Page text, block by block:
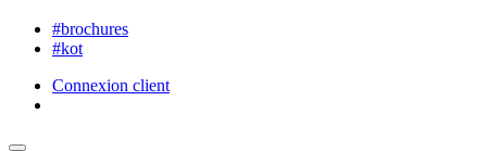
#brochures
#kot
Connexion client